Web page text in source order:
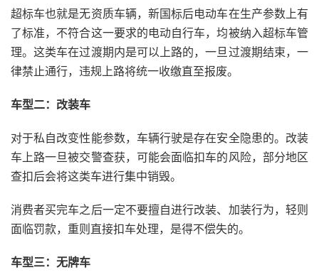
超标车也就是无资质车辆，新国标后电动车在生产参数上有
了标准，不符合这一要求的电动自行车，均被纳入超标车管
理。这类车在过渡期内是可以上路的，一旦过渡期结束，一
律禁止通行，违规上路将统一收缴直至报废。
车型二：改装车
对于私自改变性能参数，车辆行驶是存在安全隐患的。改装
车上路一旦被交警查获，可能会面临扣车的风险，部分地区
查扣后会将这类车进行集中销毁。
消费者买完车之后一定不要擅自进行改装、加装行为，轻则
面临罚款，重则直接扣车处理，是得不偿失的。
车型三：无牌车